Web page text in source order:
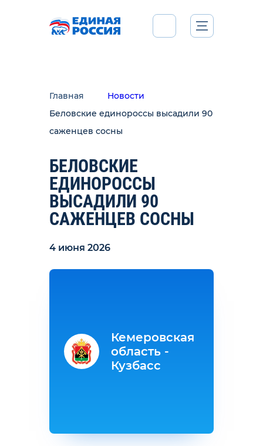
Главная
Новости
Беловские единороссы высадили 90
саженцев сосны
БЕЛОВСКИЕ
ЕДИНОРОССЫ
ВЫСАДИЛИ 90
САЖЕНЦЕВ СОСНЫ
4 июня 2026
Кемеровская
область -
Кузбасс